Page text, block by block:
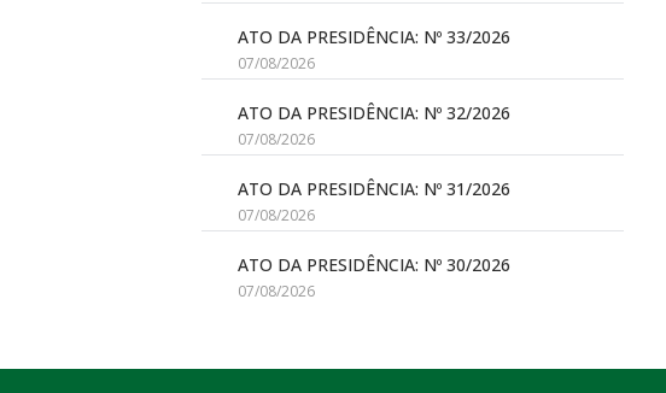
ATO DA PRESIDÊNCIA: Nº 33/2026
07/08/2026
ATO DA PRESIDÊNCIA: Nº 32/2026
07/08/2026
ATO DA PRESIDÊNCIA: Nº 31/2026
07/08/2026
ATO DA PRESIDÊNCIA: Nº 30/2026
07/08/2026